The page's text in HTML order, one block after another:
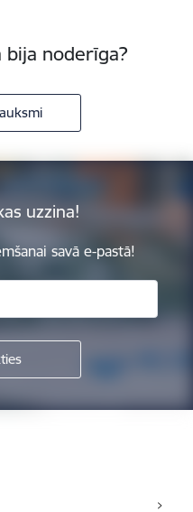
noderīga?
uzzina!
savā e-pastā!